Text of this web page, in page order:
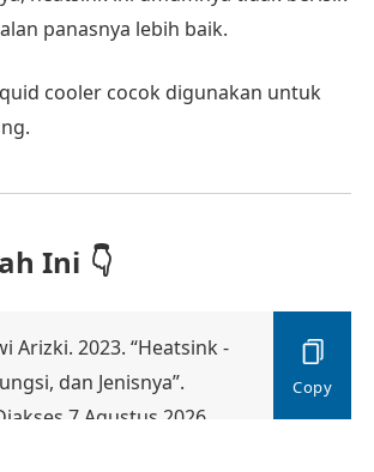
panasnya lebih baik.
cooler cocok digunakan untuk
Ini
Arizki. 2023. “Heatsink -
dan Jenisnya”.
7 Agustus 2026.